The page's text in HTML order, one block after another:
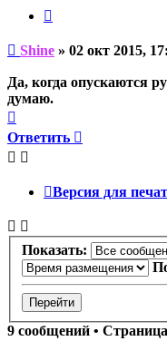
Непрочитанное
Shine » 02 окт 2015,
Да, когда опускаются
думаю.
к
началу
Ответить
Версия для
Показать:
9 сообщений • Страница